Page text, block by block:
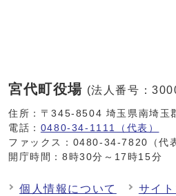
宮代町役場 (法人番号：
住所：〒345-8504 埼玉県南埼玉
電話： 0480-34-1111（代表）
ファックス：0480-34-7820（代
開庁時間：8時30分～17時15分
個人情報について サイ